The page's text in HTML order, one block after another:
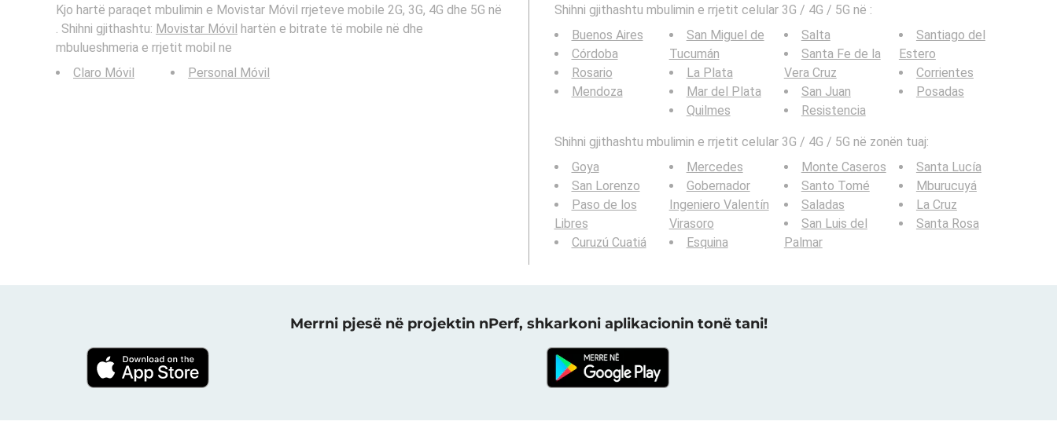
Kjo hartë paraqet mbulimin e Movistar Móvil rrjeteve mobile 2G, 3G, 4G dhe 5G në
. Shihni gjithashtu: Movistar Móvil hartën e bitrate të mobile në dhe
mbulueshmeria e rrjetit mobil ne
Claro Móvil
Personal Móvil
Shihni gjithashtu mbulimin e rrjetit celular 3G / 4G / 5G në :
Buenos Aires
Córdoba
Rosario
Mendoza
San Miguel de
Tucumán
La Plata
Mar del Plata
Quilmes
Salta
Santa Fe de la
Vera Cruz
San Juan
Resistencia
Santiago del
Estero
Corrientes
Posadas
Shihni gjithashtu mbulimin e rrjetit celular 3G / 4G / 5G në zonën tuaj:
Goya
San Lorenzo
Paso de los
Libres
Curuzú Cuatiá
Mercedes
Gobernador
Ingeniero Valentín
Virasoro
Esquina
Monte Caseros
Santo Tomé
Saladas
San Luis del
Palmar
Santa Lucía
Mburucuyá
La Cruz
Santa Rosa
Merrni pjesë në projektin nPerf, shkarkoni aplikacionin tonë tani!